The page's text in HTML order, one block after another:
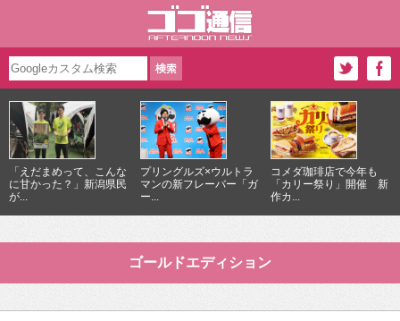
「えだまめって、こんな
に甘かった？」新潟県民
が...
プリングルズ×ウルトラ
マンの新フレーバー「ガ
ー...
コメダ珈琲店で今年も
「カリー祭り」開催 新
作カ...
ゴールドエディション